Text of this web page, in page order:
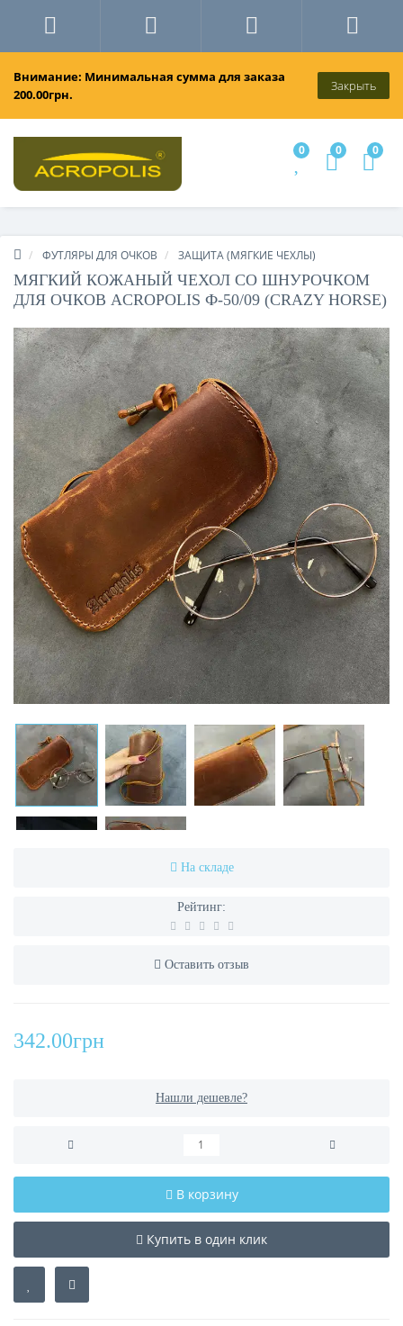
Внимание: Минимальная сумма для заказа
200.00грн.
Закрыть
0 0 0
ФУТЛЯРЫ ДЛЯ ОЧКОВ ЗАЩИТА (МЯГКИЕ ЧЕХЛЫ)
МЯГКИЙ КОЖАНЫЙ ЧЕХОЛ СО ШНУРОЧКОМ
ДЛЯ ОЧКОВ ACROPOLIS Ф-50/09 (CRAZY HORSE)
На складе
Рейтинг:
Оставить отзыв
342.00грн
Нашли дешевле?
В корзину
Купить в один клик